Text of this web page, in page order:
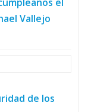
Vallejo
de los